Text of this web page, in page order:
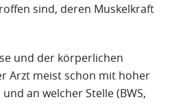
sind, deren Muskelkraft
und der körperlichen
Arzt meist schon mit hoher
an welcher Stelle (BWS,